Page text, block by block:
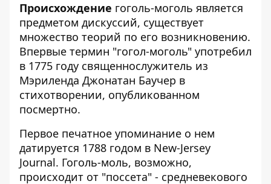
Происхождение гоголь-моголь является
предметом дискуссий, существует
множество теорий по его возникновению.
Впервые термин "гогол-моголь" употребил
в 1775 году священнослужитель из
Мэриленда Джонатан Баучер в
стихотворении, опубликованном
посмертно.
Первое печатное упоминание о нем
датируется 1788 годом в New-Jersey
Journal. Гоголь-моль, возможно,
происходит от "поссета" - средневекового